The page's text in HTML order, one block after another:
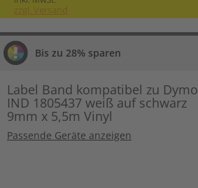
zzgl. Versand
Bis zu 28% sparen
Label Band kompatibel zu Dymo
IND 1805437 weiß auf schwarz
9mm x 5,5m Vinyl
Passende Geräte anzeigen